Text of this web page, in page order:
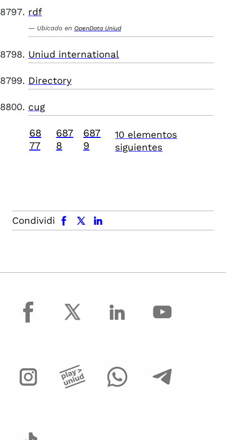
rdf
Ubicado en OpenData Uniud
Uniud international
Directory
cug
68
77
687
8
687
9
10 elementos
siguientes
Condividi
facebook x.com linkedin
facebook